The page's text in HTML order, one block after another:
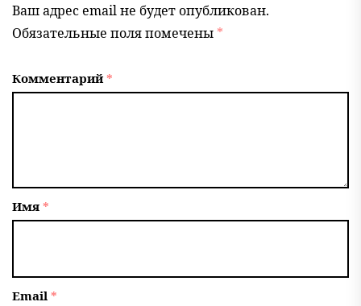
Ваш адрес email не будет опубликован.
Обязательные поля помечены *
Комментарий*
Имя *
Email *